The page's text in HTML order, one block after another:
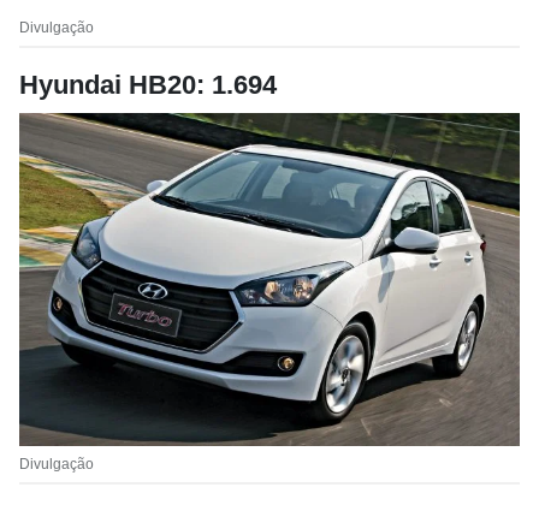
Divulgação
Hyundai HB20: 1.694
Divulgação